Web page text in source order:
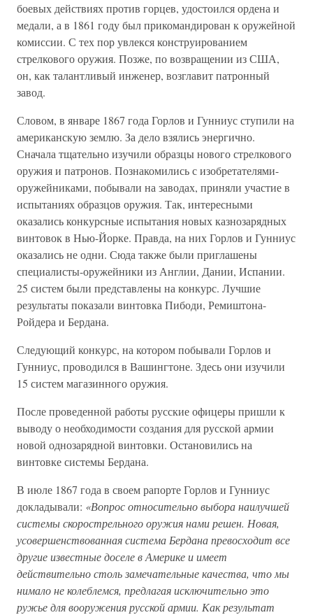
боевых действиях против горцев, удостоился ордена и
медали, а в 1861 году был прикомандирован к оружейной
комиссии. С тех пор увлекся конструированием
стрелкового оружия. Позже, по возвращении из США,
он, как талантливый инженер, возглавит патронный
завод.
Словом, в январе 1867 года Горлов и Гунниус ступили на
американскую землю. За дело взялись энергично.
Сначала тщательно изучили образцы нового стрелкового
оружия и патронов. Познакомились с изобретателями-
оружейниками, побывали на заводах, приняли участие в
испытаниях образцов оружия. Так, интересными
оказались конкурсные испытания новых казнозарядных
винтовок в Нью-Йорке. Правда, на них Горлов и Гунниус
оказались не одни. Сюда также были приглашены
специалисты-оружейники из Англии, Дании, Испании.
25 систем были представлены на конкурс. Лучшие
результаты показали винтовка Пибоди, Ремиштона-
Ройдера и Бердана.
Следующий конкурс, на котором побывали Горлов и
Гунниус, проводился в Вашингтоне. Здесь они изучили
15 систем магазинного оружия.
После проведенной работы русские офицеры пришли к
выводу о необходимости создания для русской армии
новой однозарядной винтовки. Остановились на
винтовке системы Бердана.
В июле 1867 года в своем рапорте Горлов и Гунниус
докладывали: «Вопрос относительно выбора наилучшей
системы скорострельного оружия нами решен. Новая,
усовершенствованная система Бердана превосходит все
другие известные доселе в Америке и имеет
действительно столь замечательные качества, что мы
нимало не колеблемся, предлагая исключительно это
ружье для вооружения русской армии. Как результат